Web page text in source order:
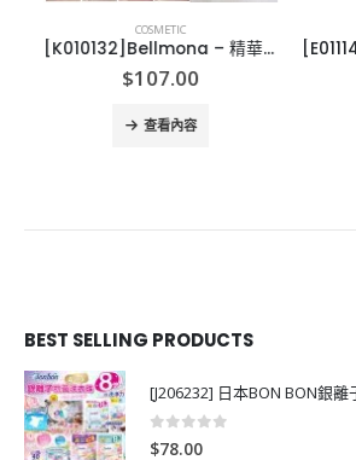
COSMETIC
[K010132]Bellmona – 精華爽膚水750ml
107.00
查看內容
BEST SELLING PRODUCTS
0out of 5
$78.00